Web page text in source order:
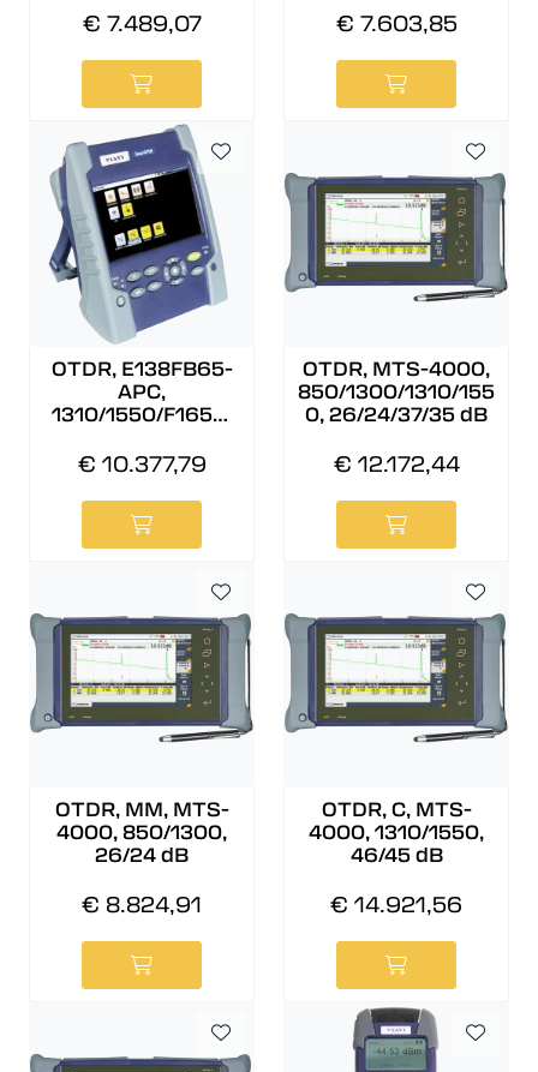
SC/APC
€ 7.489,07 € 7.603,85
OTDR, E138FB65-
APC,
1310/1550/F1650,
SC/APC
€ 10.377,79
OTDR, MTS-4000,
850/1300/1310/155
0, 26/24/37/35 dB
€ 12.172,44
OTDR, MM, MTS-
4000, 850/1300,
26/24 dB
€ 8.824,91
OTDR, C, MTS-
4000, 1310/1550,
46/45 dB
€ 14.921,56